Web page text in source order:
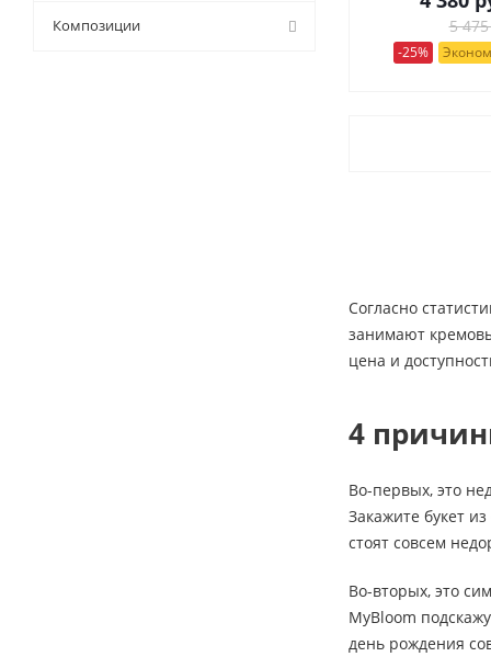
5
-25%
Согласно
занимают
цена и
4
Во-первых, это
Закажите букет
стоят совсем
Во-вторых, это
MyBloom
день рождения
9 (43)
Композиции